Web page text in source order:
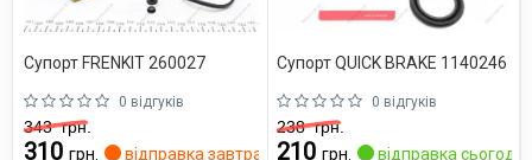
Супорт FRENKIT 260027
0 відгуків
343грн.
310 грн. відправка завтра
Супорт QUICK BRAKE 1140246
0 відгуків
238грн.
210 грн. відправка сьогодні